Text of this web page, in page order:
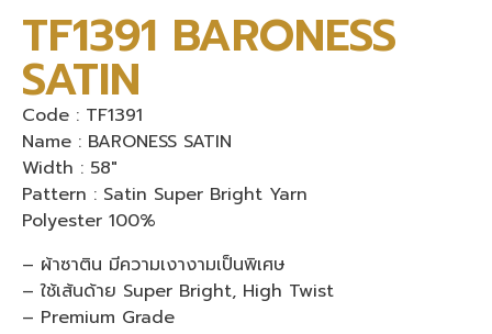
TF1391 BARONESS
SATIN
Code : TF1391
Name : BARONESS SATIN
Width : 58″
Pattern : Satin Super Bright Yarn
Polyester 100%
– ผ้าซาติน มีความเงางามเป็นพิเศษ
– ใช้เส้นด้าย Super Bright, High Twist
– Premium Grade